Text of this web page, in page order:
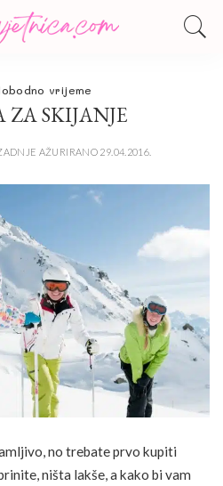
vrijeme
ZA SKIJANJE
AŽURIRANO 29.04.2016.
no trebate prvo kupiti
ništa lakše, a kako bi vam